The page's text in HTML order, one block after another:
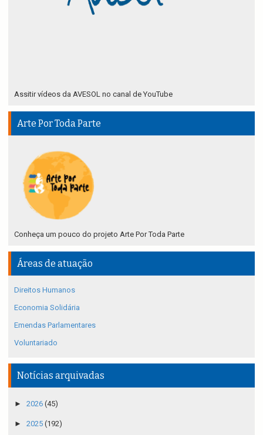
Assitir vídeos da AVESOL no canal de YouTube
Arte Por Toda Parte
Conheça um pouco do projeto Arte Por Toda Parte
Áreas de atuação
Direitos Humanos
Economia Solidária
Emendas Parlamentares
Voluntariado
Notícias arquivadas
► 2026 (45)
► 2025 (192)